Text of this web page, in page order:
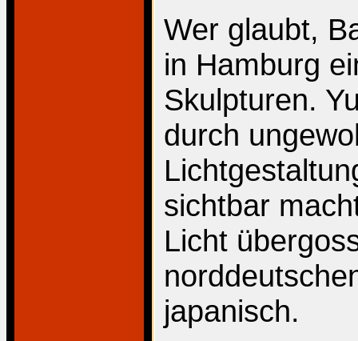
Wer glaubt,
in Hamburg
Skulpturen.
durch
sichtbar
Licht
japanisch.